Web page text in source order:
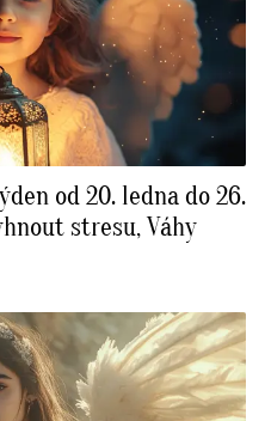
od 20. ledna do 26.
stresu, Váhy